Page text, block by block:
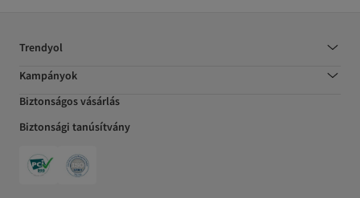
Trendyol
Kampányok
Biztonságos vásárlás
Biztonsági tanúsítvány